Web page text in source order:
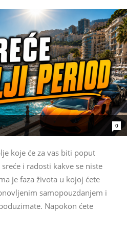
0
koje će za vas biti poput
i radosti kakve se niste
je faza života u kojoj ćete
samopouzdanjem i
Napokon ćete